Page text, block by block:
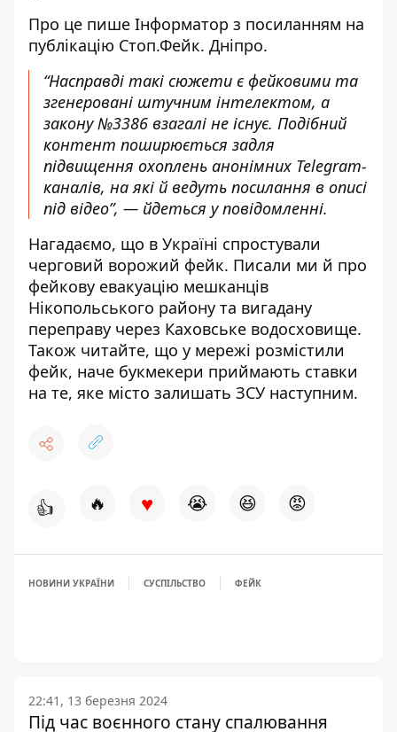
Про це пише Інформатор з посиланням на
публікацію Стоп.Фейк. Дніпро.
“Насправді такі сюжети є фейковими та
згенеровані штучним інтелектом, а
закону №3386 взагалі не існує. Подібний
контент поширюється задля
підвищення охоплень анонімних Telegram-
каналів, на які й ведуть посилання в описі
під відео”, — йдеться у повідомленні.
Нагадаємо, що в Україні спростували
черговий ворожий фейк. Писали ми й про
фейкову евакуацію мешканців
Нікопольського району та вигадану
переправу через Каховське водосховище.
Також читайте, що у мережі розмістили
фейк, наче букмекери приймають ставки
на те, яке місто залишать ЗСУ наступним.
👍 🔥 ♥ 😭 😆 😡
НОВИНИ УКРАЇНИ СУСПІЛЬСТВО ФЕЙК
22:41, 13 березня 2024
Під час воєнного стану спалювання